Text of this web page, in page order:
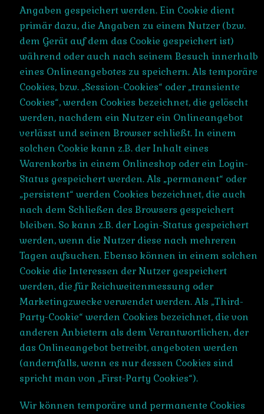
Angaben gespeichert werden. Ein Cookie dient
primär dazu, die Angaben zu einem Nutzer (bzw.
dem Gerät auf dem das Cookie gespeichert ist)
während oder auch nach seinem Besuch innerhalb
eines Onlineangebotes zu speichern. Als temporäre
Cookies, bzw. „Session-Cookies“ oder „transiente
Cookies“, werden Cookies bezeichnet, die gelöscht
werden, nachdem ein Nutzer ein Onlineangebot
verlässt und seinen Browser schließt. In einem
solchen Cookie kann z.B. der Inhalt eines
Warenkorbs in einem Onlineshop oder ein Login-
Status gespeichert werden. Als „permanent“ oder
„persistent“ werden Cookies bezeichnet, die auch
nach dem Schließen des Browsers gespeichert
bleiben. So kann z.B. der Login-Status gespeichert
werden, wenn die Nutzer diese nach mehreren
Tagen aufsuchen. Ebenso können in einem solchen
Cookie die Interessen der Nutzer gespeichert
werden, die für Reichweitenmessung oder
Marketingzwecke verwendet werden. Als „Third-
Party-Cookie“ werden Cookies bezeichnet, die von
anderen Anbietern als dem Verantwortlichen, der
das Onlineangebot betreibt, angeboten werden
(andernfalls, wenn es nur dessen Cookies sind
spricht man von „First-Party Cookies“).
Wir können temporäre und permanente Cookies